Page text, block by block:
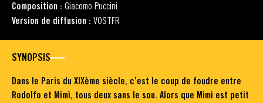
Composition : Giacomo Puccini
Version de diffusion : VOSTFR
SYNOPSIS
Dans le Paris du XIXème siècle, c’est le coup de foudre entre
Rodolfo et Mimì, tous deux sans le sou. Alors que Mimì est petit